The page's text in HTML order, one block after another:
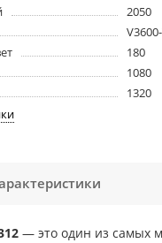
2050
180
1080
1320
— это один из самых